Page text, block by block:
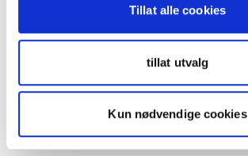
Tillat alle cookies
tillat utvalg
Kun nødvendige cookies